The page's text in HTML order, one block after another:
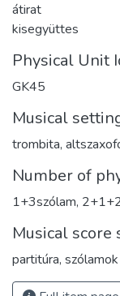
átirat
kisegyüttes
Physical Unit
GK45
Musical
trombita,
Number of
1+3szólam,
Musical score
partitúra, szólamok